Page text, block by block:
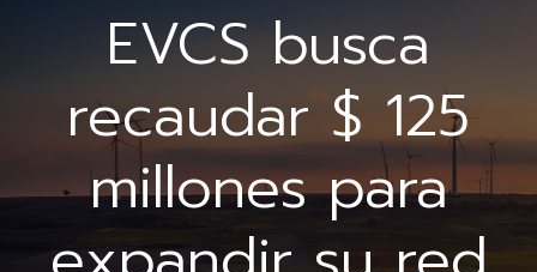
EVCS busca
recaudar $ 125
millones para